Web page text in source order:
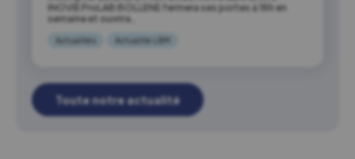
INOVIE ProLAB BOLLENE fermera ses portes à 18h en
semaine et ouvrira…
Actualités Actualité LBM
Toute notre actualité